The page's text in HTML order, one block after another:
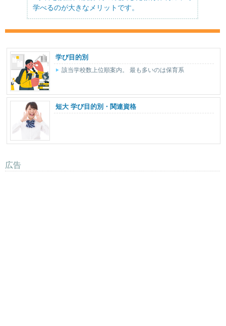
学べるのが大きなメリットです。
学び目的別
該当学校数上位順案内。 最も多いのは保育系
短大 学び目的別・関連資格
広告